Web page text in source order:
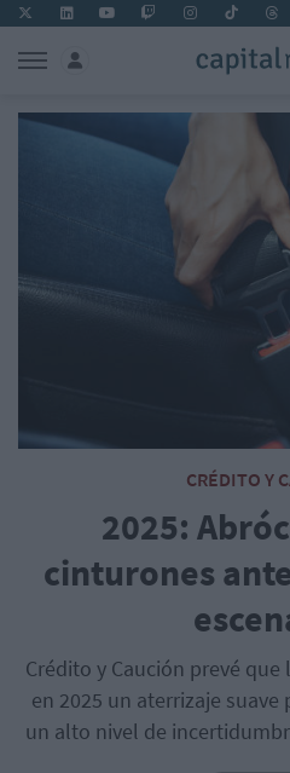
CRÉDITO Y
2025:
cinturones
Crédito y Caución prevé
en 2025 un aterrizaje
un alto nivel de